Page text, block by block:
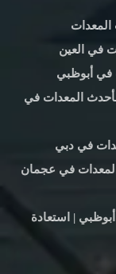
في العين
في أبوظبي
المعدات في
في دبي
المعدات في عجمان
| استعادة